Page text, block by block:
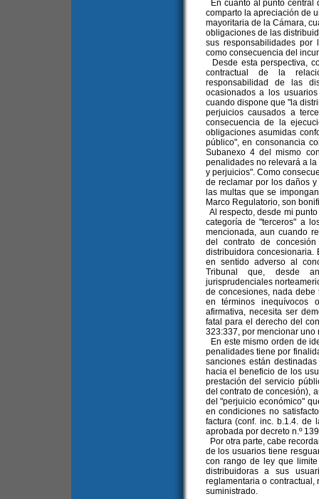
En cuanto al punto central
comparto la apreciación de
mayoritaria de la Cámara,
obligaciones de las
sus responsabilidades por
como consecuencia del
Desde esta perspectiva,
contractual de la
responsabilidad de las
ocasionados a los
cuando dispone que "la
perjuicios causados a
consecuencia de la
obligaciones asumidas
público", en consonancia
Subanexo 4 del mismo
penalidades no relevará a
y perjuicios". Como
de reclamar por los daños
las multas que se
Marco Regulatorio, son
Al respecto, desde mi
categoría de "terceros" a
mencionada, aun cuando
del contrato de
distribuidora
en sentido adverso al
Tribunal que, desde
jurisprudenciales
de concesiones, nada
en términos inequívocos
afirmativa, necesita ser
fatal para el derecho del
323:337, por mencionar uno
En este mismo orden de
penalidades tiene por
sanciones están
hacia el beneficio de los
prestación del servicio
del contrato de concesión),
del "perjuicio económico"
en condiciones no
factura (conf. inc. b.1.4. de
aprobada por decreto n.º
Por otra parte, cabe
de los usuarios tiene
con rango de ley que
distribuidoras a sus
reglamentaria o
suministrado.